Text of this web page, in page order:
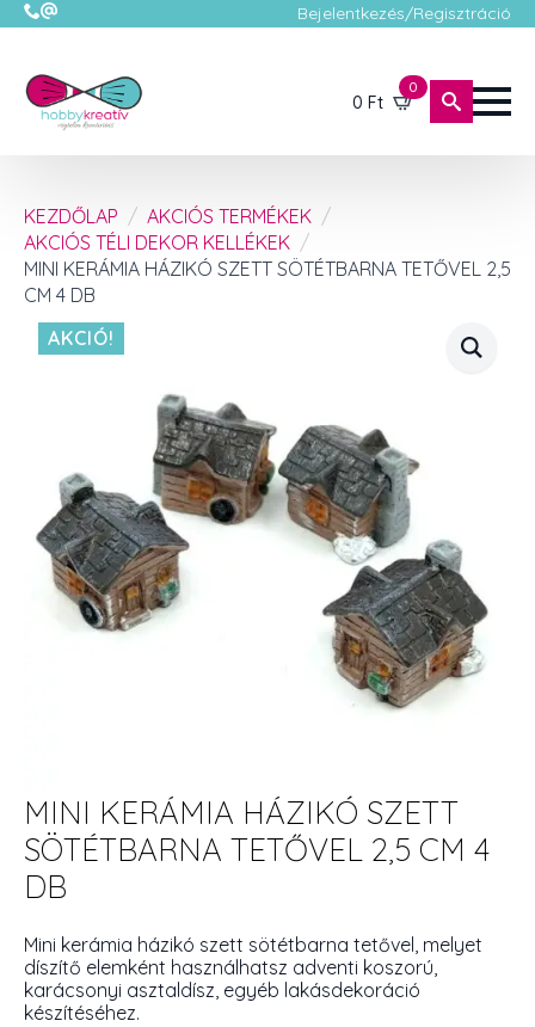
Bejelentkezés/Regisztráció
0 Ft
0
KEZDŐLAP
AKCIÓS TERMÉKEK
AKCIÓS TÉLI DEKOR KELLÉKEK
MINI KERÁMIA HÁZIKÓ SZETT SÖTÉTBARNA TETŐVEL 2,5
CM 4 DB
AKCIÓ!
MINI KERÁMIA HÁZIKÓ SZETT
SÖTÉTBARNA TETŐVEL 2,5 CM 4
DB
Mini kerámia házikó szett sötétbarna tetővel, melyet
díszítő elemként használhatsz adventi koszorú,
karácsonyi asztaldísz, egyéb lakásdekoráció
készítéséhez.